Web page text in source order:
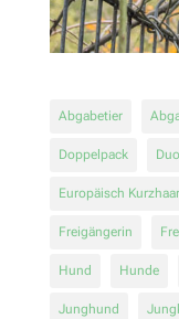
Abgabetier
Doppelpack Duo
Europäisch Kurzhaar
Freigängerin
Hund Hunde
Junghund